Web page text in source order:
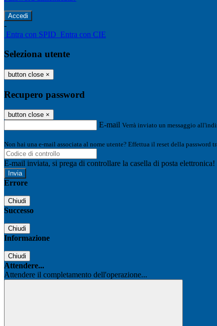
-
Entra con SPID Entra con CIE
Seleziona utente
button close ×
Recupero password
button close ×
E-mail Verrà inviato un messaggio
Non hai una e-mail associata al nome utente? Effettua il reset della password
E-mail inviata, si prega di controllare la casella di posta elettronica!
Errore
Chiudi
Successo
Chiudi
Informazione
Chiudi
Attendere...
Attendere il completamento dell'operazione...